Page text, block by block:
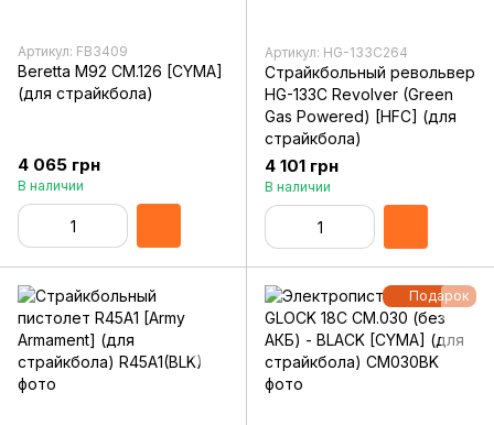
Артикул: FB3409
Beretta M92 CM.126 [CYMA]
(для страйкбола)
4 065 грн
В наличии
Артикул: HG-133C264
Страйкбольный револьвер
HG-133C Revolver (Green
Gas Powered) [HFC] (для
страйкбола)
4 101 грн
В наличии
Подарок